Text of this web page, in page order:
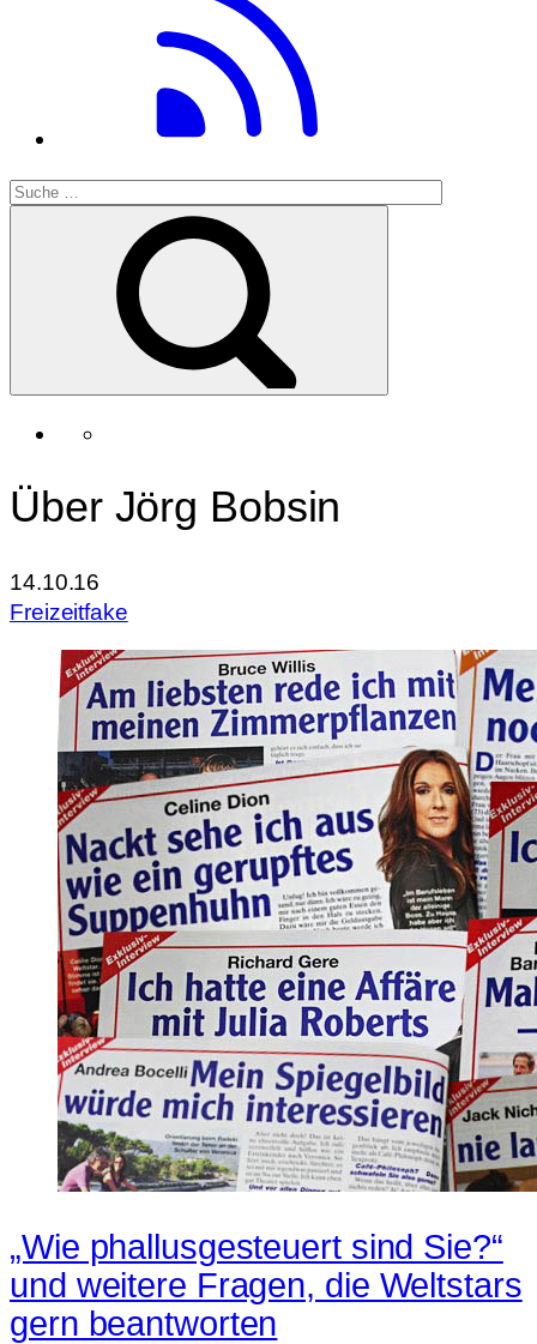
Über Jörg Bobsin
14.10.16
Freizeitfake
„Wie phallus­gesteuert sind Sie?“
und weitere Fragen, die Weltstars
gern beantworten